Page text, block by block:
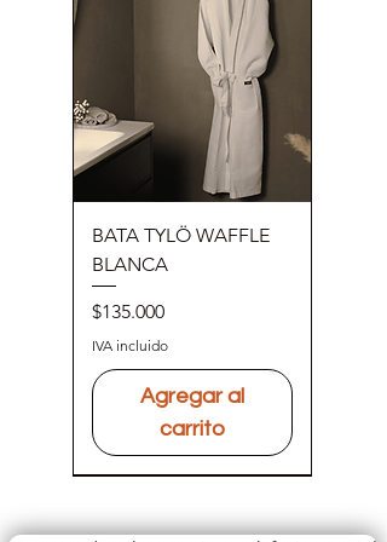
BATA TYLÖ WAFFLE
BLANCA
Precio
$135.000
IVA incluido
Agregar al
carrito